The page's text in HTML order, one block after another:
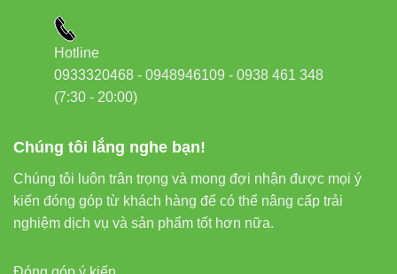
Chúng tôi lắng nghe bạn!
Chúng tôi luôn trân trọng và mong đợi nhận được mọi ý
kiến đóng góp từ khách hàng để có thể nâng cấp trải
nghiệm dịch vụ và sản phẩm tốt hơn nữa.
Hotline
0933320468 - 0948946109 - 0938 461 348
(7:30 - 20:00)